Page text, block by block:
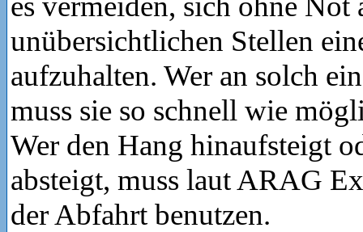
unübersichtlichen Stellen
aufzuhalten. Wer an solch
muss sie so schnell wie
Wer den Hang hinaufsteigt
absteigt, muss laut ARAG
der Abfahrt benutzen.